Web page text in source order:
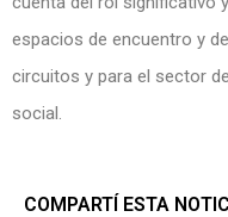
espacios de encuentro y
circuitos y para el sector
social.
COMPARTÍ ESTA